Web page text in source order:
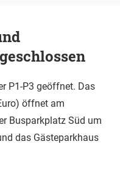
P1-P3 geöffnet. Das
öffnet am
Busparkplatz Süd um
das Gästeparkhaus